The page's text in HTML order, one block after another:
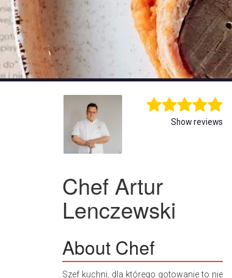
Show reviews
Chef Artur
Lenczewski
About Chef
Szef kuchni, dla którego gotowanie to nie